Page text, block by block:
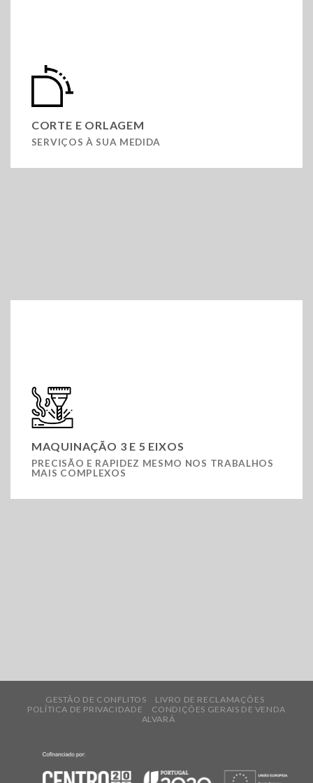
CORTE E ORLAGEM
SERVIÇOS À SUA MEDIDA
MAQUINAÇÃO 3 E 5 EIXOS
PRECISÃO E RAPIDEZ MESMO NOS TRABALHOS
MAIS COMPLEXOS
GESTÃO DE CONFLITOS
LIVRO DE RECLAMAÇÕES
POLÍTICA DE PRIVACIDADE
CONDIÇÕES GERAIS DE VENDA
ALVARÁ